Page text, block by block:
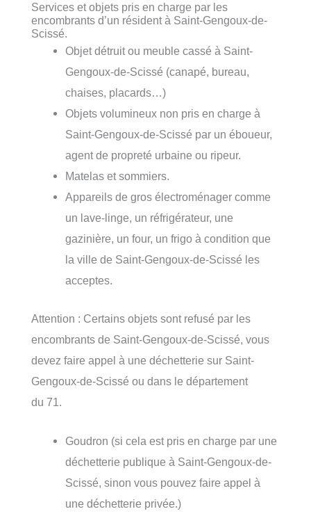
Services et objets pris en charge par les
encombrants d’un résident à Saint-Gengoux-de-
Scissé.
Objet détruit ou meuble cassé à Saint-
Gengoux-de-Scissé (canapé, bureau,
chaises, placards…)
Objets volumineux non pris en charge à
Saint-Gengoux-de-Scissé par un éboueur,
agent de propreté urbaine ou ripeur.
Matelas et sommiers.
Appareils de gros électroménager comme
un lave-linge, un réfrigérateur, une
gazinière, un four, un frigo à condition que
la ville de Saint-Gengoux-de-Scissé les
acceptes.
Attention : Certains objets sont refusé par les
encombrants de Saint-Gengoux-de-Scissé, vous
devez faire appel à une déchetterie sur Saint-
Gengoux-de-Scissé ou dans le département
du 71.
Goudron (si cela est pris en charge par une
déchetterie publique à Saint-Gengoux-de-
Scissé, sinon vous pouvez faire appel à
une déchetterie privée.)